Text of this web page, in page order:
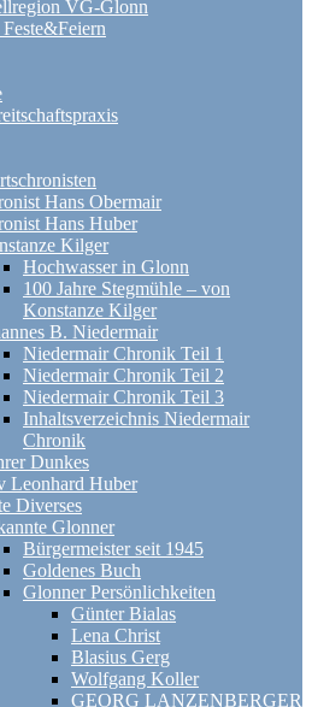
VG-Glonn
Hans Obermair
Hans Huber
Kilger
Hochwasser in Glonn
100 Jahre Stegmühle – von
Konstanze Kilger
B. Niedermair
Niedermair Chronik Teil 1
Niedermair Chronik Teil 2
Niedermair Chronik Teil 3
Inhaltsverzeichnis Niedermair
Chronik
Dunkes
Leonhard Huber
Diverses
Glonner
Bürgermeister seit 1945
Goldenes Buch
Glonner Persönlichkeiten
Günter Bialas
Lena Christ
Blasius Gerg
Wolfgang Koller
GEORG LANZENBERGER